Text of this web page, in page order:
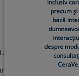
productia
restabilirea
inclusiv
precum
bază
despre